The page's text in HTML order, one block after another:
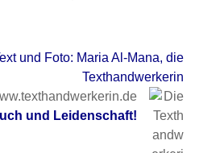
und Foto: Maria Al-Mana, die
Texthandwerkerin
und Leidenschaft!